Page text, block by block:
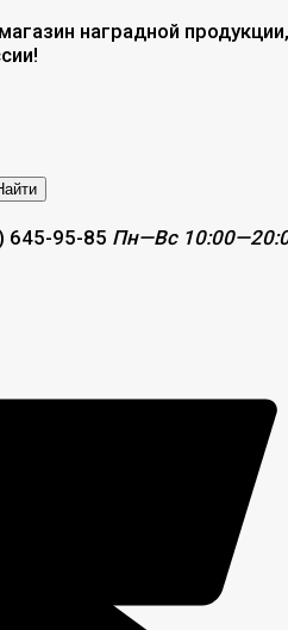
наградной продукции,
645-95-85 Пн—Вс